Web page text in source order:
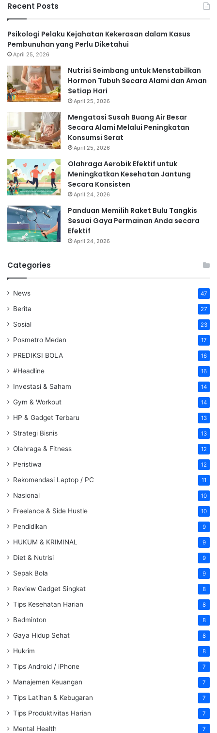
Recent Posts
Psikologi Pelaku Kejahatan Kekerasan dalam Kasus
Pembunuhan yang Perlu Diketahui
April 25, 2026
Nutrisi Seimbang untuk Menstabilkan
Hormon Tubuh Secara Alami dan Aman
Setiap Hari
April 25, 2026
Mengatasi Susah Buang Air Besar
Secara Alami Melalui Peningkatan
Konsumsi Serat
April 25, 2026
Olahraga Aerobik Efektif untuk
Meningkatkan Kesehatan Jantung
Secara Konsisten
April 24, 2026
Panduan Memilih Raket Bulu Tangkis
Sesuai Gaya Permainan Anda secara
Efektif
April 24, 2026
Categories
News 47
Berita 27
Sosial 23
Posmetro Medan 17
PREDIKSI BOLA 16
#Headline 16
Investasi & Saham 14
Gym & Workout 14
HP & Gadget Terbaru 13
Strategi Bisnis 13
Olahraga & Fitness 12
Peristiwa 12
Rekomendasi Laptop / PC 11
Nasional 10
Freelance & Side Hustle 10
Pendidikan 9
HUKUM & KRIMINAL 9
Diet & Nutrisi 9
Sepak Bola 9
Review Gadget Singkat 8
Tips Kesehatan Harian 8
Badminton 8
Gaya Hidup Sehat 8
Hukrim 8
Tips Android / iPhone 7
Manajemen Keuangan 7
Tips Latihan & Kebugaran 7
Tips Produktivitas Harian 7
Mental Health 7